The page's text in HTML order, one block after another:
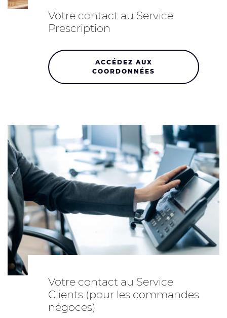
Votre contact au Service
Prescription
ACCÉDEZ AUX
COORDONNÉES
Votre contact au Service
Clients (pour les commandes
négoces)